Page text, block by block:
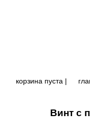
корзина пуста |
Винт с